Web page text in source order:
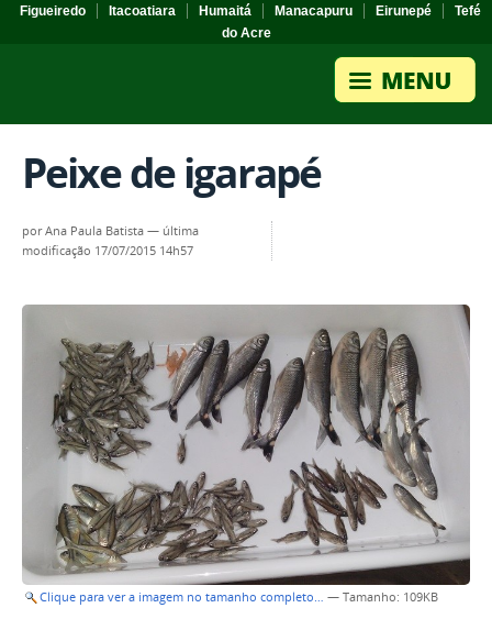
Figueiredo
Itacoatiara Humaitá Manacapuru Eirunepé
Tefé
do Acre
Peixe de igarapé
porAna Paula Batista — última
modificação 17/07/2015 14h57
Clique para ver a imagem no tamanho completo… — Tamanho: 109KB